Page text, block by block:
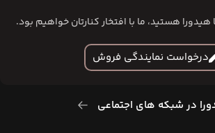
هستید، ما با افتخار کنارتان خواهیم بود.
درخواست نمایندگی فروش
در شبکه های اجتماعی